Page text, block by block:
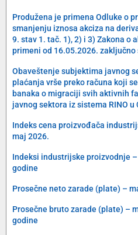
Produžena je primena Odluke o
smanjenju iznosa akciza na
9. stav 1. tač. 1), 2) i 3) Zakona o
primeni od 16.05.2026. zaključno
Obaveštenje subjektima javnog
plaćanja vrše preko računa koji
banaka o migraciji svih aktivnih
javnog sektora iz sistema RINO u
Indeks cena proizvođača
maj 2026.
Indeksi industrijske proizvodnje
godine
Prosečne neto zarade (plate) –
Prosečne bruto zarade (plate) –
godine